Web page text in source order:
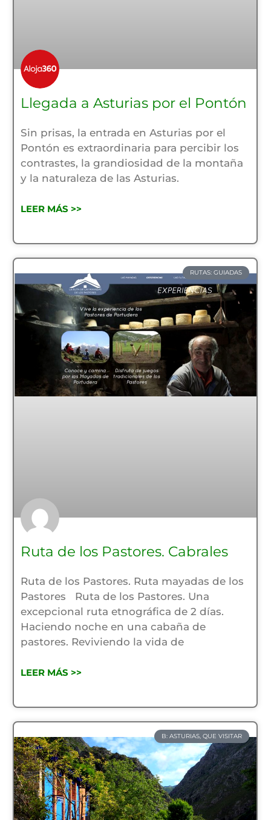
Llegada a Asturias por el Pontón
Sin prisas, la entrada en Asturias por el
Pontón es extraordinaria para percibir los
contrastes, la grandiosidad de la montaña
y la naturaleza de las Asturias.
LEER MÁS >>
RUTAS: GUIADAS
Ruta de los Pastores. Cabrales
Ruta de los Pastores. Ruta mayadas de los
Pastores Ruta de los Pastores. Una
excepcional ruta etnográfica de 2 días.
Haciendo noche en una cabaña de
pastores. Reviviendo la vida de
LEER MÁS >>
B: ASTURIAS, QUE VISITAR